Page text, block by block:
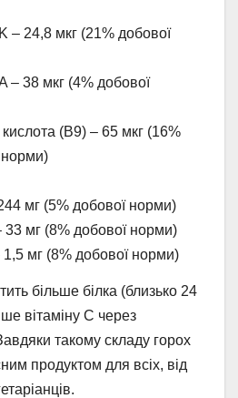
– 24,8 мкг (21% добової
– 38 мкг (4% добової
(B9) – 65 мкг (16%
норми)
мг (5% добової норми)
33 мг (8% добової норми)
1,5 мг (8% добової норми)
більше білка (близько 24
вітаміну C через
такому складу горох
продуктом для всіх, від